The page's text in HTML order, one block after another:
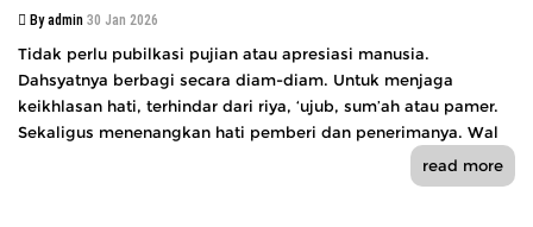
By admin 30 Jan 2026
Tidak perlu pubilkasi pujian atau apresiasi manusia.
Dahsyatnya berbagi secara diam-diam. Untuk menjaga
keikhlasan hati, terhindar dari riya, ‘ujub, sum’ah atau pamer.
Sekaligus menenangkan hati pemberi dan penerimanya. Wal
read more